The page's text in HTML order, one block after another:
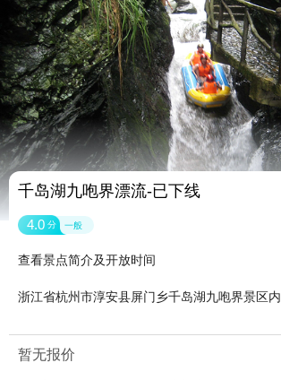
千岛湖九咆界漂流-已下线
4.0 分 一般
查看景点简介及开放时间
浙江省杭州市淳安县屏门乡千岛湖九咆界景区内
暂无报价
